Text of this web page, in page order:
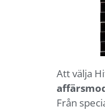
Att välja
Från